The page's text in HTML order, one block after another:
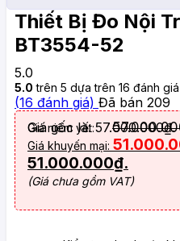
Thiết Bị Đo Nội
BT3554-52
5.0
5.0 trên 5 dựa trên 16 đánh giá
(16 đánh giá) Đã bán 209
Giá niêm yết:
Giá gốc là: 57.000.000₫.
Giá khuyến mại:
51.000.000₫.
(Giá chưa gồm VAT)